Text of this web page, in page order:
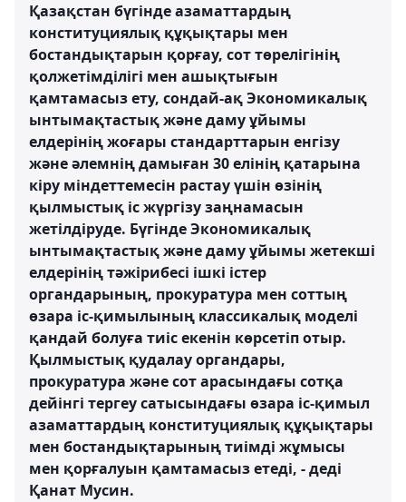
Қазақстан бүгінде азаматтардың
конституциялық құқықтары мен
бостандықтарын қорғау, сот төрелігінің
қолжетімділігі мен ашықтығын
қамтамасыз ету, сондай-ақ Экономикалық
ынтымақтастық және даму ұйымы
елдерінің жоғары стандарттарын енгізу
және әлемнің дамыған 30 елінің қатарына
кіру міндеттемесін растау үшін өзінің
қылмыстық іс жүргізу заңнамасын
жетілдіруде. Бүгінде Экономикалық
ынтымақтастық және даму ұйымы жетекші
елдерінің тәжірибесі ішкі істер
органдарының, прокуратура мен соттың
өзара іс-қимылының классикалық моделі
қандай болуға тиіс екенін көрсетіп отыр.
Қылмыстық қудалау органдары,
прокуратура және сот арасындағы сотқа
дейінгі тергеу сатысындағы өзара іс-қимыл
азаматтардың конституциялық құқықтары
мен бостандықтарының тиімді жұмысы
мен қорғалуын қамтамасыз етеді, - деді
Қанат Мусин.